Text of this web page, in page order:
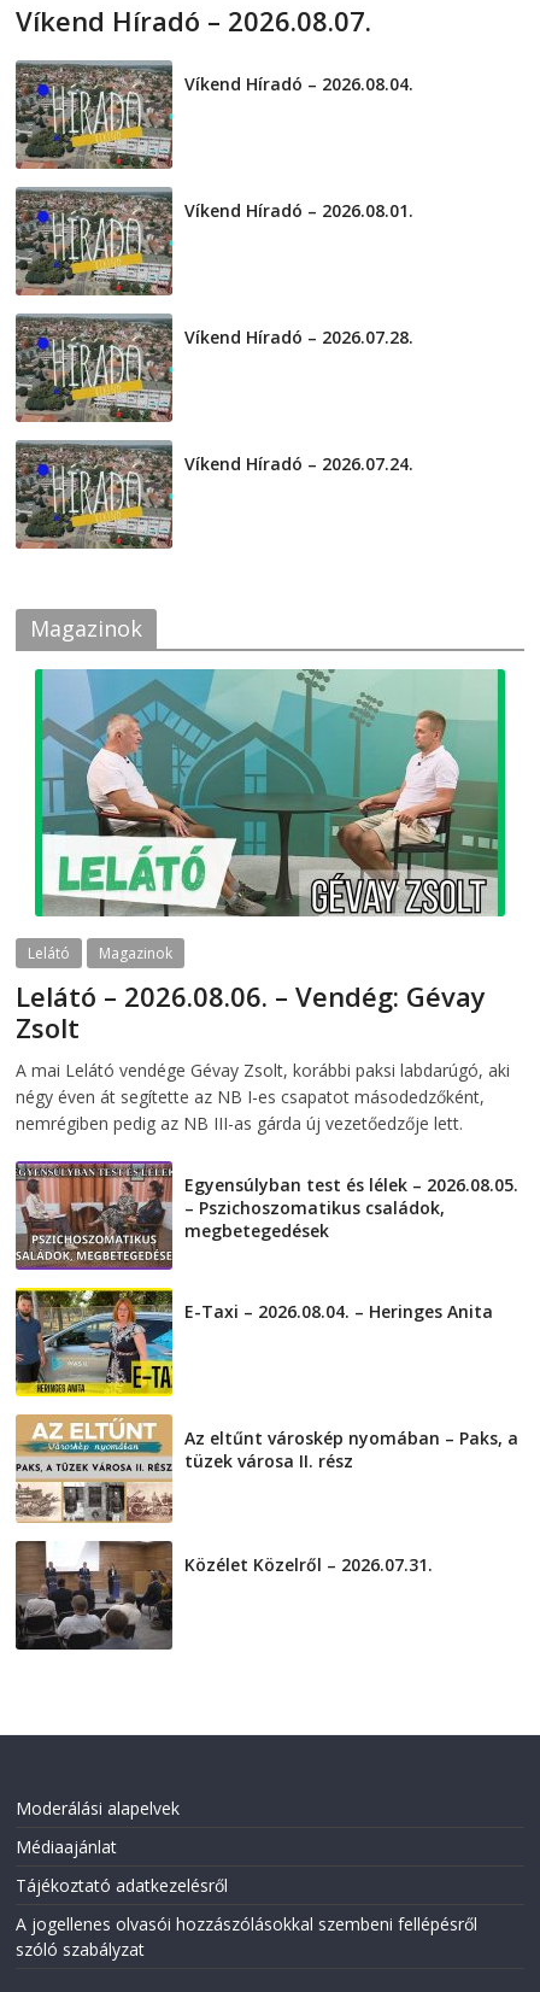
Víkend Híradó – 2026.08.07.
Víkend Híradó – 2026.08.04.
Víkend Híradó – 2026.08.01.
Víkend Híradó – 2026.07.28.
Víkend Híradó – 2026.07.24.
Magazinok
Lelátó Magazinok
Lelátó – 2026.08.06. – Vendég: Gévay
Zsolt
A mai Lelátó vendége Gévay Zsolt, korábbi paksi labdarúgó, aki
négy éven át segítette az NB I-es csapatot másodedzőként,
nemrégiben pedig az NB III-as gárda új vezetőedzője lett.
Egyensúlyban test és lélek – 2026.08.05.
– Pszichoszomatikus családok,
megbetegedések
E-Taxi – 2026.08.04. – Heringes Anita
Az eltűnt városkép nyomában – Paks, a
tüzek városa II. rész
Közélet Közelről – 2026.07.31.
Moderálási alapelvek
Médiaajánlat
Tájékoztató adatkezelésről
A jogellenes olvasói hozzászólásokkal szembeni fellépésről
szóló szabályzat